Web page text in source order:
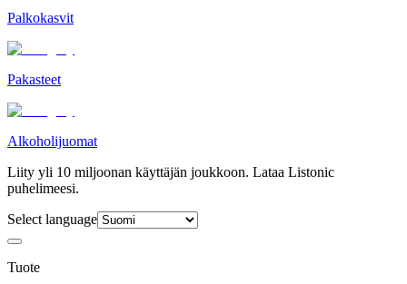
Palkokasvit
Pakasteet
Alkoholijuomat
Liity yli 10 miljoonan käyttäjän joukkoon. Lataa Listonic
puhelimeesi.
Select language
Tuote